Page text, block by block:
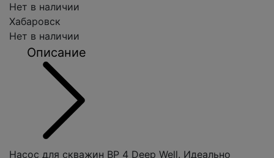
Нет в наличии
Хабаровск
Нет в наличии
Описание
Насос для скважин ВР 4 Deep Well. Идеально